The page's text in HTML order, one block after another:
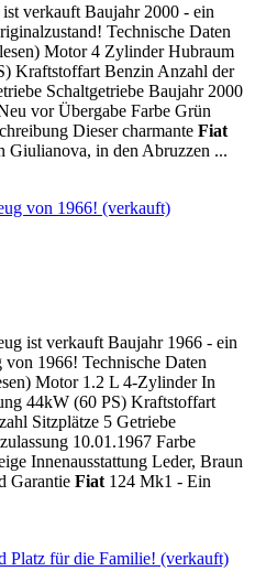
verkauft Baujahr 2000 - ein
Technische Daten
Motor 4 Zylinder Hubraum
Kraftstoffart Benzin Anzahl der
Schaltgetriebe Baujahr 2000
vor Übergabe Farbe Grün
Dieser charmante Fiat
Giulianova, in den Abruzzen ...
von 1966! (verkauft)
ist verkauft Baujahr 1966 - ein
1966! Technische Daten
Motor 1.2 L 4-Zylinder In
44kW (60 PS) Kraftstoffart
Sitzplätze 5 Getriebe
10.01.1967 Farbe
Innenausstattung Leder, Braun
Garantie Fiat 124 Mk1 - Ein
Platz für die Familie! (verkauft)